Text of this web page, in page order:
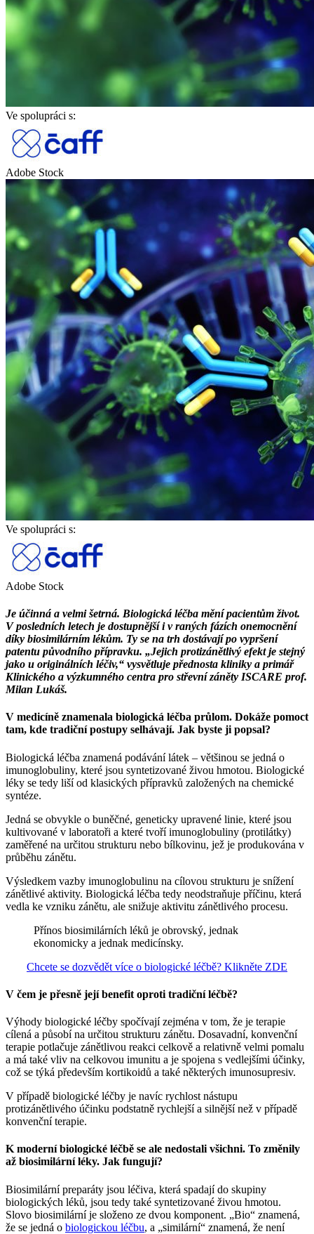
Ve spolupráci s:
Adobe Stock
Ve spolupráci s:
Adobe Stock
Je účinná a velmi šetrná. Biologická léčba mění pacientům život.
V posledních letech je dostupnější i v raných fázích onemocnění
díky biosimilárním lékům. Ty se na trh dostávají po vypršení
patentu původního přípravku. „Jejich protizánětlivý efekt je stejný
jako u originálních léčiv,“ vysvětluje přednosta kliniky a primář
Klinického a výzkumného centra pro střevní záněty ISCARE prof.
Milan Lukáš.
V medicíně znamenala biologická léčba průlom. Dokáže pomoct
tam, kde tradiční postupy selhávají. Jak byste ji popsal?
Biologická léčba znamená podávání látek – většinou se jedná o
imunoglobuliny, které jsou syntetizované živou hmotou. Biologické
léky se tedy liší od klasických přípravků založených na chemické
syntéze.
Jedná se obvykle o buněčné, geneticky upravené linie, které jsou
kultivované v laboratoři a které tvoří imunoglobuliny (protilátky)
zaměřené na určitou strukturu nebo bílkovinu, jež je produkována v
průběhu zánětu.
Výsledkem vazby imunoglobulinu na cílovou strukturu je snížení
zánětlivé aktivity. Biologická léčba tedy neodstraňuje příčinu, která
vedla ke vzniku zánětu, ale snižuje aktivitu zánětlivého procesu.
Přínos biosimilárních léků je obrovský, jednak
ekonomicky a jednak medicínsky.
Chcete se dozvědět více o biologické léčbě? Klikněte ZDE
V čem je přesně její benefit oproti tradiční léčbě?
Výhody biologické léčby spočívají zejména v tom, že je terapie
cílená a působí na určitou strukturu zánětu. Dosavadní, konvenční
terapie potlačuje zánětlivou reakci celkově a relativně velmi pomalu
a má také vliv na celkovou imunitu a je spojena s vedlejšími účinky,
což se týká především kortikoidů a také některých imunosupresiv.
V případě biologické léčby je navíc rychlost nástupu
protizánětlivého účinku podstatně rychlejší a silnější než v případě
konvenční terapie.
K moderní biologické léčbě se ale nedostali všichni. To změnily
až biosimilární léky. Jak fungují?
Biosimilární preparáty jsou léčiva, která spadají do skupiny
biologických léků, jsou tedy také syntetizované živou hmotou.
Slovo biosimilární je složeno ze dvou komponent. „Bio“ znamená,
že se jedná o biologickou léčbu, a „similární“ znamená, že není